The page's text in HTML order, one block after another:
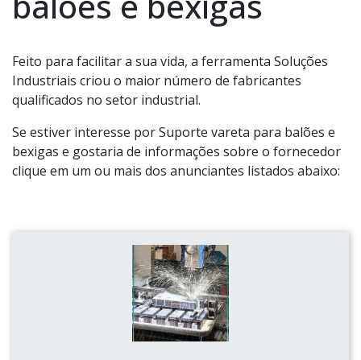
Feito para facilitar a sua vida, a ferramenta Soluções
Industriais criou o maior número de fabricantes
qualificados no setor industrial.
Se estiver interesse por Suporte vareta para balões e
bexigas e gostaria de informações sobre o fornecedor
clique em um ou mais dos anunciantes listados abaixo: